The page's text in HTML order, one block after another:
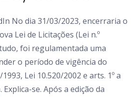
No dia 31/03/2023, encerraria o
Lei de Licitações (Lei n.º
foi regulamentada uma
o período de vigência do
Lei 10.520/2002 e arts. 1º a
Explica-se. Após a edição da